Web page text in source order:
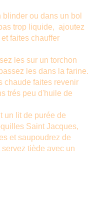
ou dans un bol
trop liquide, ajoutez
faites chauffer
les sur un torchon
les dans la farine.
chaude faites revenir
trés peu d'huile de
un lit de purée de
Saint Jacques,
et saupoudrez de
tiède avec un